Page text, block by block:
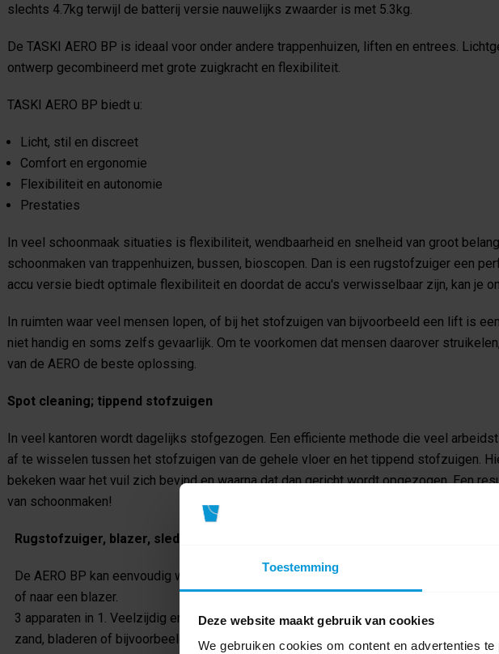
Toestemming
Deze website maakt gebruik van cookies
We gebruiken cookies om content en advertenties
slechts 4.7kg terwijl de batterij versie nauwelijks zwaarder is met 5.3kg.
De TASKI AERO BP is ideaal voor onder andere trappenhuizen, liften en entrees.
ontwerp gecombineerd met grote zuigkracht en flexibiliteit.
TASKI AERO BP biedt u:
Licht, stil en discreet
Comfort en ergonomie
Flexibiliteit en autonomie
Prestaties
In veel schoonmaak situaties is flexibiliteit, wendbaarheid en snelheid van groot
schoonmaken van trappenhuizen, bussen, bioscopen. Dan is een rugstofzuiger een
accu versie biedt optimale flexibiliteit en doordat de accu's verwisselbaar zijn, kan je
In ruimten waar veel mensen lopen, of bij het stofzuigen van bijvoorbeeld een lift is
niet handig en soms zelfs gevaarlijk. Om te voorkomen dat mensen daarover
van de AERO de beste oplossing.
Spot cleaning; tippend stofzuigen
In veel kantoren wordt dagelijks stofgezogen. Een efficiente methode die veel
af te wisselen tussen het stofzuigen van de gehele vloer en het tippend stofzuigen.
bekeken waar het vuil zich bevind en waarna dat dan gericht wordt opgezogen. Een
van schoonmaken!
Rugstofzuiger, blazer, sledestofzuiger; 3 in 1
De AERO BP kan eenvoudig worden veranderd van een rugstofzuiger naar een
of naar een blazer.
3 apparaten in 1. Veelzijdig en flexibel in te zetten met professionele prestaties.
zand, bladeren of bijvoorbeeld bij radiatoren.